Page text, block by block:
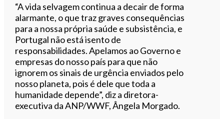
“A vida selvagem continua a decair de forma
alarmante, o que traz graves consequências
para a nossa própria saúde e subsistência, e
Portugal não está isento de
responsabilidades. Apelamos ao Governo e
empresas do nosso país para que não
ignorem os sinais de urgência enviados pelo
nosso planeta, pois é dele que toda a
humanidade depende”, diz a diretora-
executiva da ANP/WWF, Ângela Morgado.